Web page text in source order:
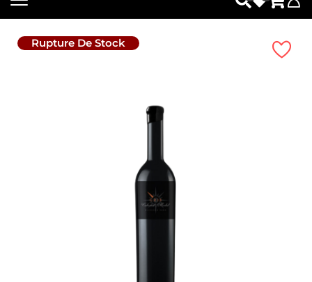
Rupture De Stock